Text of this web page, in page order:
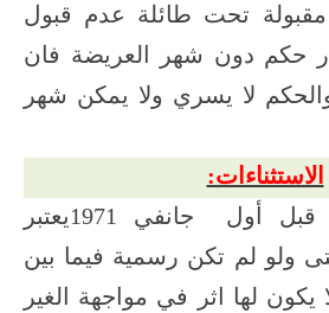
مقبولة تحت طائلة عدم قبول
حكم دون شهر العريضة فان
لا يسري ولا يمكن شهر
الاستثناءات:
العقود المبرمة قبل أول جانفي 1971يعتبر
ولو لم تكن رسمية فيما بين
يكون لها اثر في مواجهة الغير